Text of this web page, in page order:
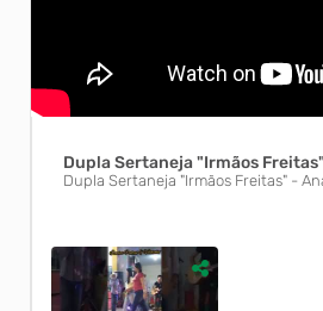
Dupla Sertaneja "Irmãos
Dupla Sertaneja "Irmãos Freitas" -